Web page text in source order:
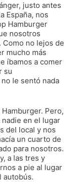
justo antes
España, nos
Hamburger
nosotros
no lejos de
mucho más
íbamos a comer
su
le sentó nada
Pero,
en el lugar
del local y nos
un cuarto de
para nosotros.
a las tres y
a pie al lugar
autobús.